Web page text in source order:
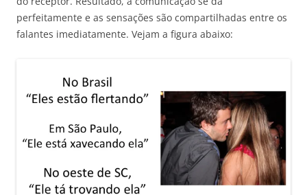
perfeitamente e as sensações são compartilhadas entre os
falantes imediatamente. Vejam a figura abaixo: